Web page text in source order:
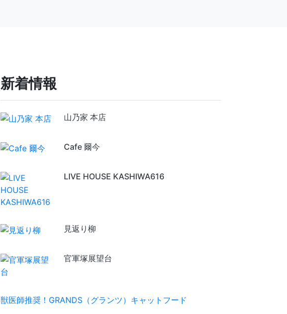
新着情報
山乃家 本店
Cafe 爾今
LIVE HOUSE KASHIWA616
見返り柳
官軍塚展望台
獣医師推奨！GRANDS（グランツ）キャットフード